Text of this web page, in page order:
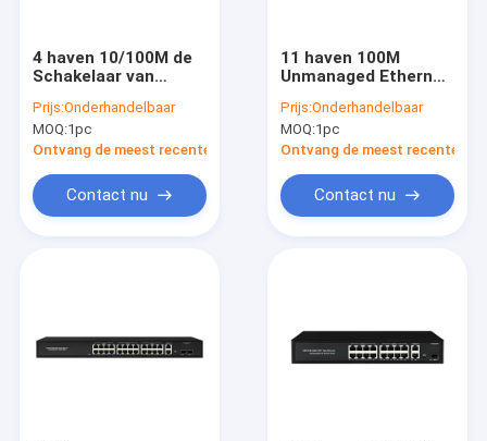
4 haven 10/100M de
Schakelaar van
2x100M Ethernet
Uplink 60W Begroting
Prijs:Onderhandelbaar
MOQ:1pc
Ontvang de meest recente Prijs
Contact nu
11 haven 100M
Unmanaged Ethernet
AI 25 Meterpoe 120W
Macht
Prijs:Onderhandelbaar
MOQ:1pc
Ontvang de meest recente
Contact nu